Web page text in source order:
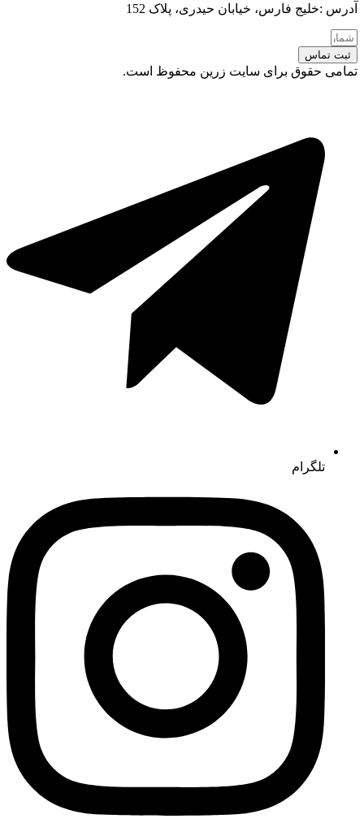
آدرس :خلیج فارس، خیابان حیدری، پلاک 152
ثبت تماس
تمامی حقوق برای سایت زرین محفوظ است.
تلگرام